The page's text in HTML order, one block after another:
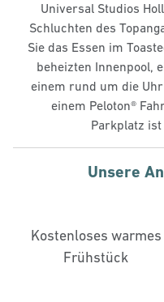
Universal Studios
Schluchten des
Sie das Essen im
beheizten Innenpool,
einem rund um die
einem Peloton®
Parkplatz
Unsere
Kostenloses warmes
Frühstück